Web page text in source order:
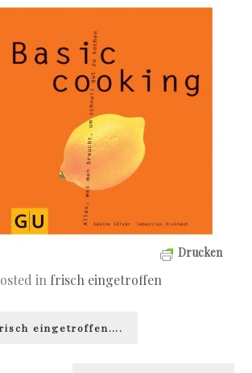
Drucken
in frisch eingetroffen
eingetroffen….